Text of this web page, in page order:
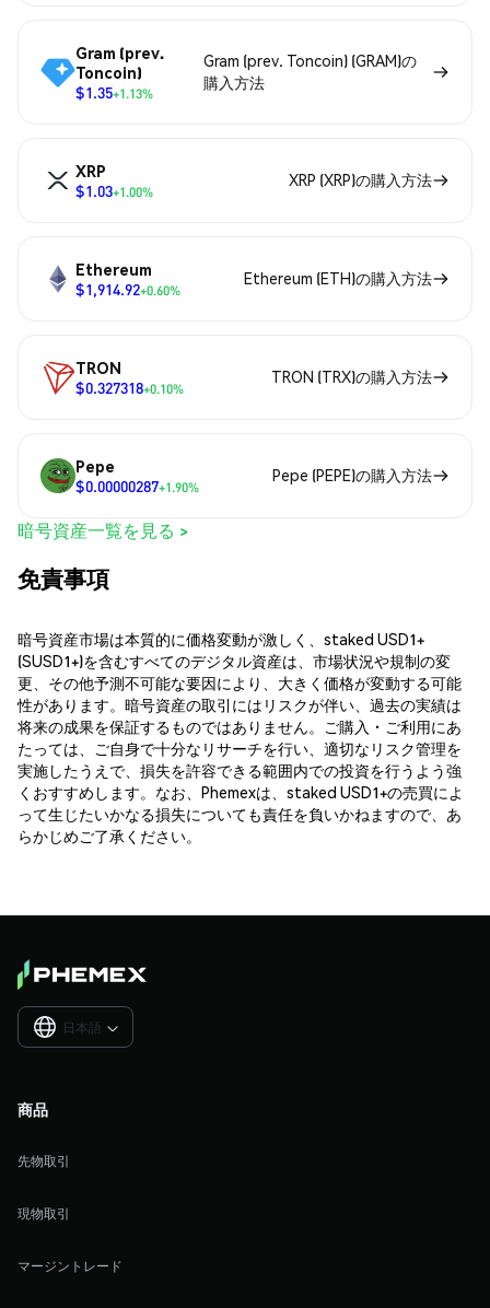
Gram (prev.
Toncoin)
$1.35+1.13%
Gram (prev. Toncoin) (GRAM)の
購入方法
XRP
$1.03+1.00%
XRP (XRP)の購入方法
Ethereum
$1,914.92+0.60%
Ethereum (ETH)の購入方法
TRON
$0.327318+0.10%
TRON (TRX)の購入方法
Pepe
$0.00000287+1.90%
Pepe (PEPE)の購入方法
暗号資産一覧を見る >
免責事項
暗号資産市場は本質的に価格変動が激しく、staked USD1+
(SUSD1+)を含むすべてのデジタル資産は、市場状況や規制の変
更、その他予測不可能な要因により、大きく価格が変動する可能
性があります。暗号資産の取引にはリスクが伴い、過去の実績は
将来の成果を保証するものではありません。ご購入・ご利用にあ
たっては、ご自身で十分なリサーチを行い、適切なリスク管理を
実施したうえで、損失を許容できる範囲内での投資を行うよう強
くおすすめします。なお、Phemexは、staked USD1+の売買によ
って生じたいかなる損失についても責任を負いかねますので、あ
らかじめご了承ください。
日本語 
商品
先物取引
現物取引
マージントレード